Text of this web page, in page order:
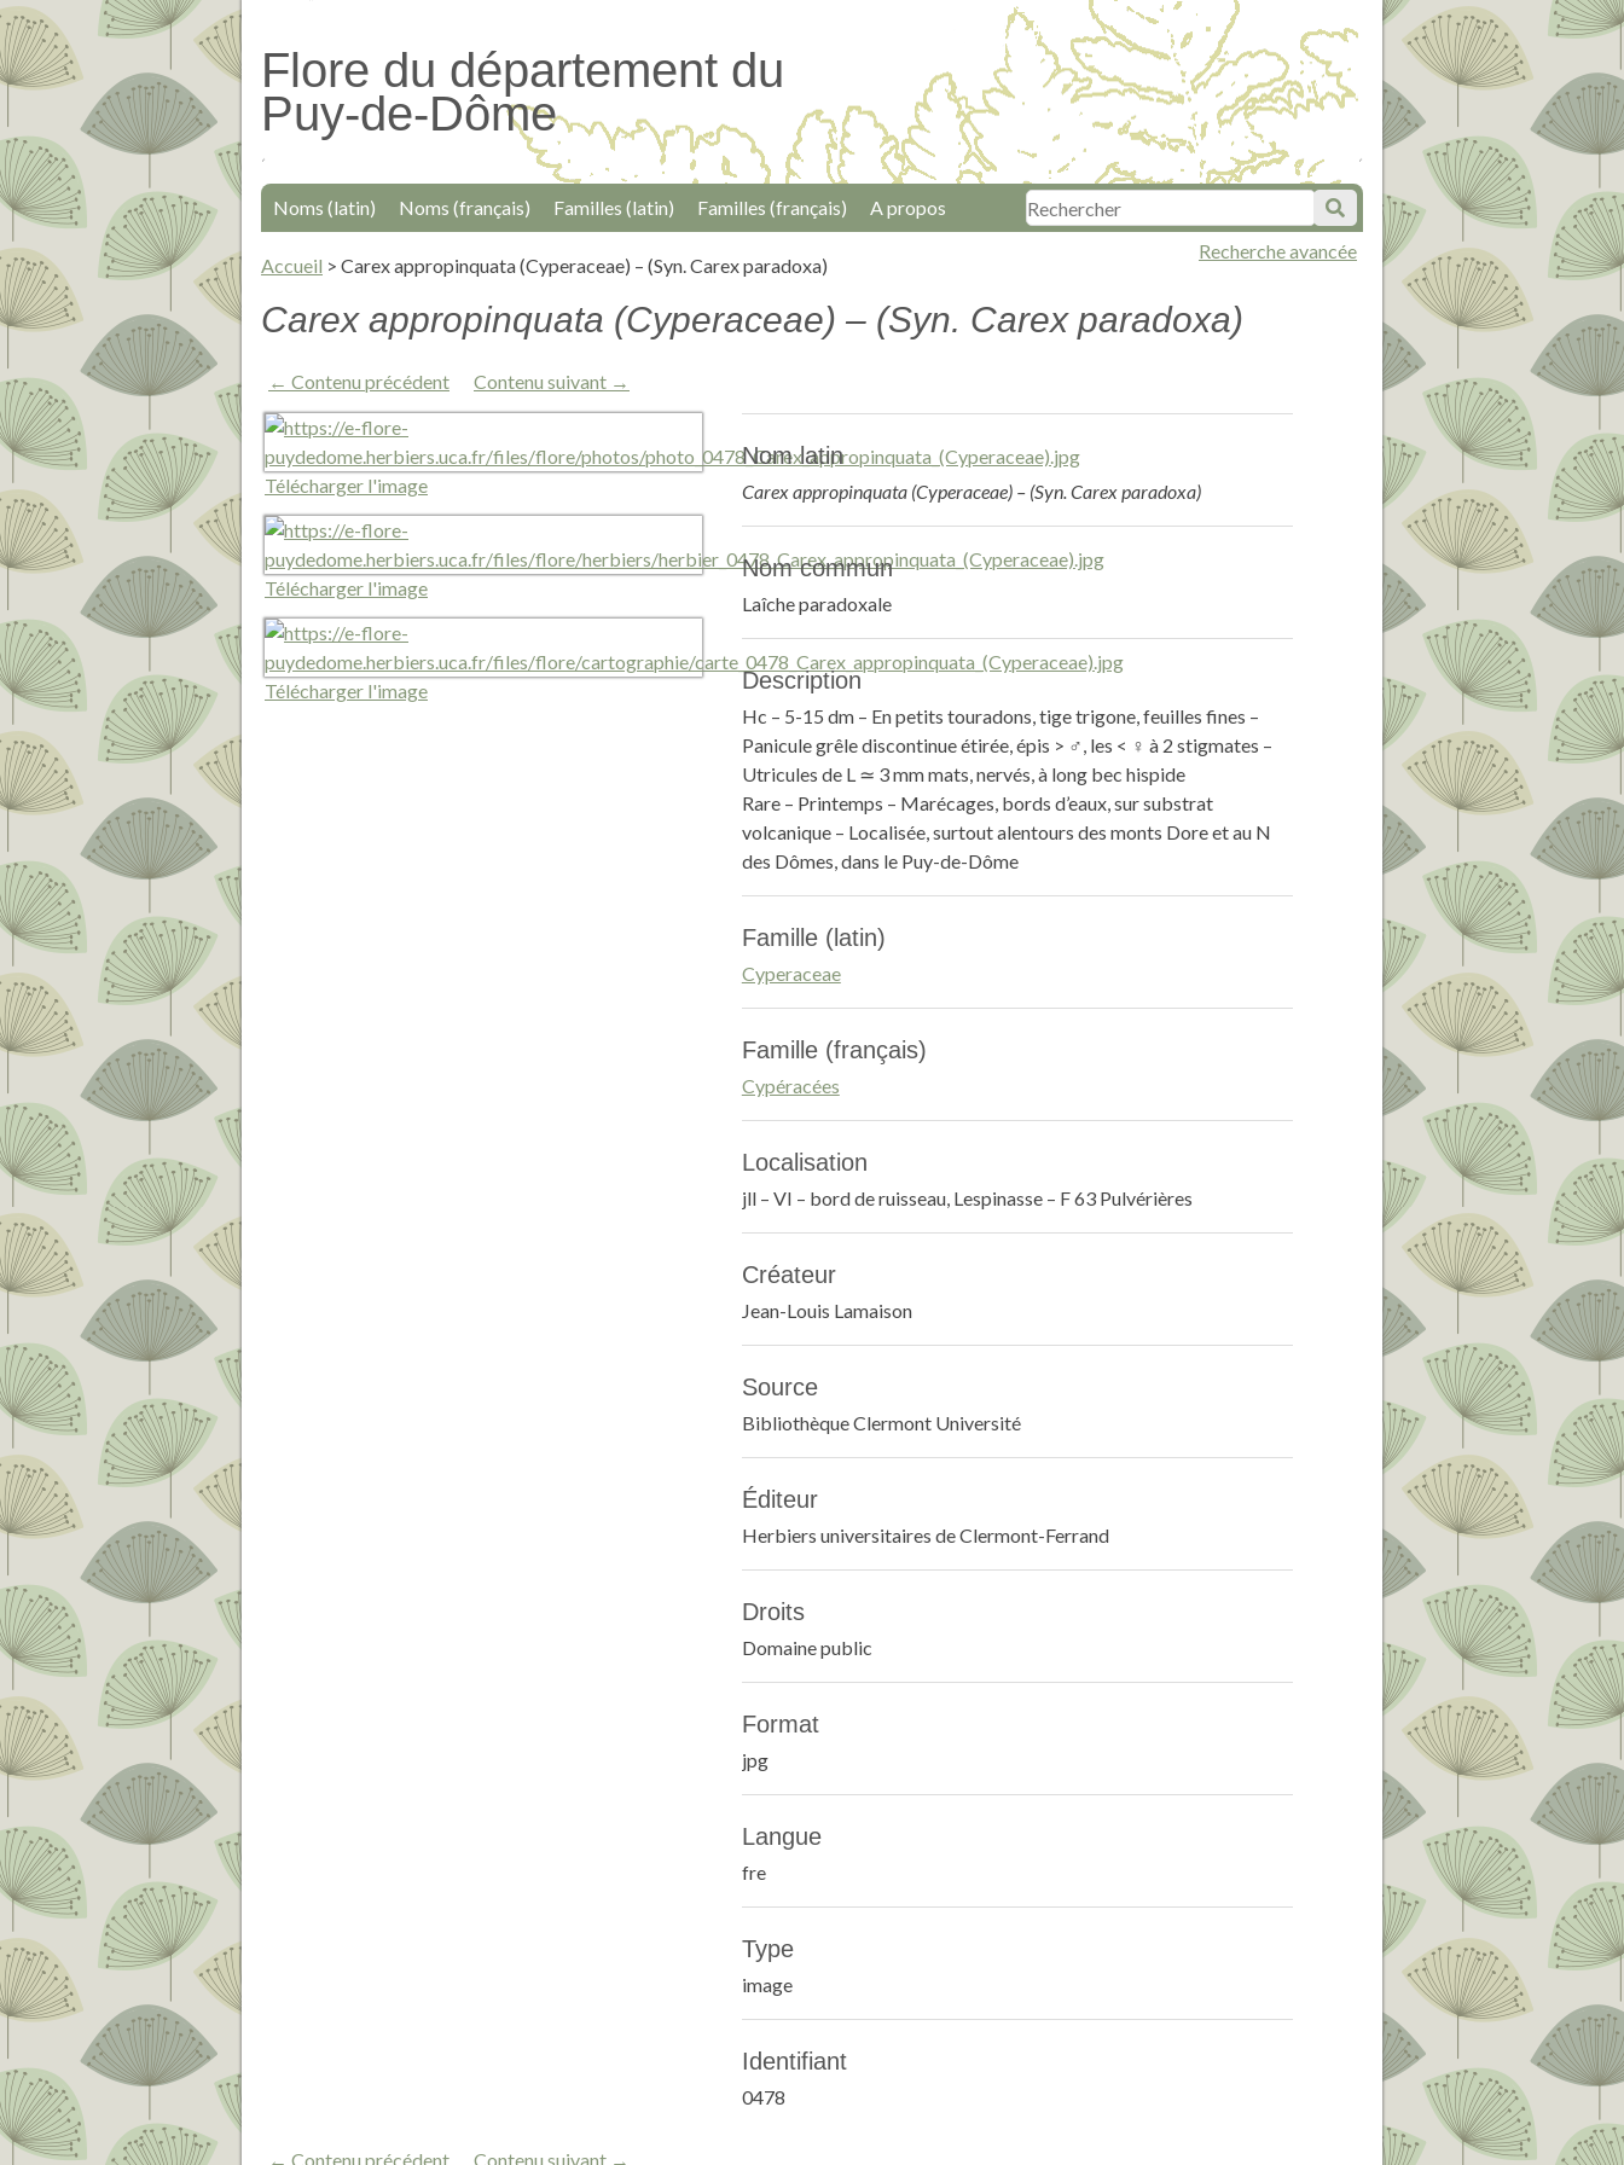
Passer
au
contenu
Flore du département du
Puy-de-Dôme
Recherche avancée
Noms (latin) Noms (français) Familles (latin) Familles (français) A propos
Accueil > Carex appropinquata (Cyperaceae) – (Syn. Carex paradoxa)
Carex appropinquata (Cyperaceae) – (Syn. Carex paradoxa)
← Contenu précédent Contenu suivant →
Télécharger l'image
Télécharger l'image
Télécharger l'image
Nom latin
Carex appropinquata (Cyperaceae) – (Syn. Carex paradoxa)
Nom commun
Laîche paradoxale
Description
Hc – 5-15 dm – En petits touradons, tige trigone, feuilles fines –
Panicule grêle discontinue étirée, épis > ♂, les < ♀ à 2 stigmates –
Utricules de L ≃ 3 mm mats, nervés, à long bec hispide
Rare – Printemps – Marécages, bords d’eaux, sur substrat
volcanique – Localisée, surtout alentours des monts Dore et au N
des Dômes, dans le Puy-de-Dôme
Famille (latin)
Cyperaceae
Famille (français)
Cypéracées
Localisation
jll – VI – bord de ruisseau, Lespinasse – F 63 Pulvérières
Créateur
Jean-Louis Lamaison
Source
Bibliothèque Clermont Université
Éditeur
Herbiers universitaires de Clermont-Ferrand
Droits
Domaine public
Format
jpg
Langue
fre
Type
image
Identifiant
0478
← Contenu précédent Contenu suivant →